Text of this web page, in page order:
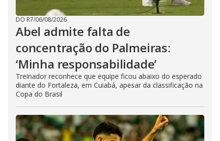
DO R7/06/08/2026
Abel admite falta de
concentração do Palmeiras:
‘Minha responsabilidade’
Treinador reconhece que equipe ficou abaixo do esperado
diante do Fortaleza, em Cuiabá, apesar da classificação na
Copa do Brasil